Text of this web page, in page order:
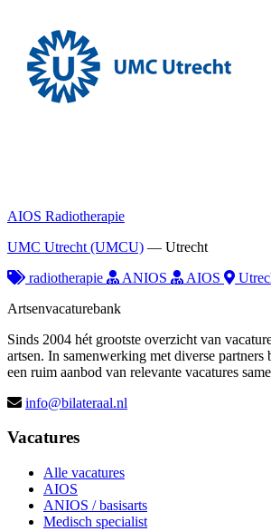
AIOS Radiotherapie
UMC Utrecht (UMCU) — Utrecht
radiotherapie
ANIOS AIOS
Artsenvacaturebank
Sinds 2004 hét grootste overzicht van
artsen. In samenwerking met diverse partners
een ruim aanbod van relevante vacatures
info@bilateraal.nl
Vacatures
Alle vacatures
AIOS
ANIOS / basisarts
Medisch specialist